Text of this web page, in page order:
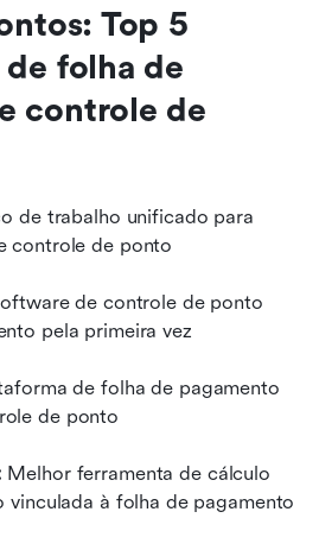
Top 5
folha de
controle de
de trabalho unificado para
controle de ponto
de controle de ponto
pela primeira vez
de folha de pagamento
de ponto
Melhor ferramenta de cálculo
vinculada à folha de pagamento